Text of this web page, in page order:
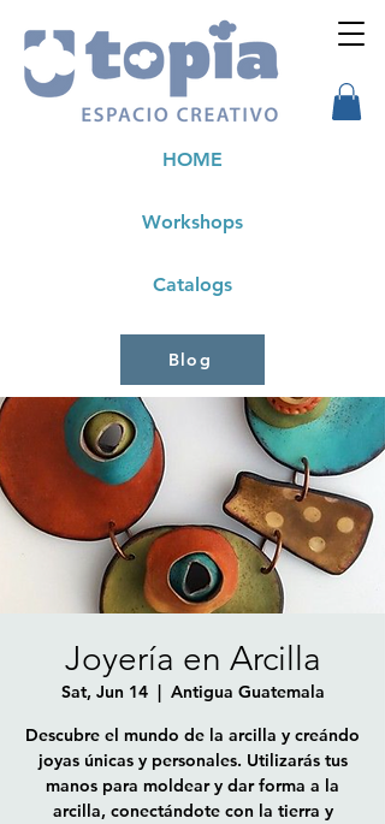
Workshops
HOME
Catalogs
Blog
Joyería en Arcilla
Sat, Jun 14
  |
Antigua Guatemala
Descubre el mundo de la arcilla y creándo
joyas únicas y personales. Utilizarás tus
manos para moldear y dar forma a la
arcilla, conectándote con la tierra y